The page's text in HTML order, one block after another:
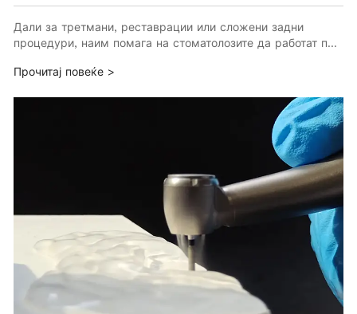
Дали за третмани, реставрации или сложени задни
процедури, наим помага на стоматолозите да работат п…
Прочитај повеќе >